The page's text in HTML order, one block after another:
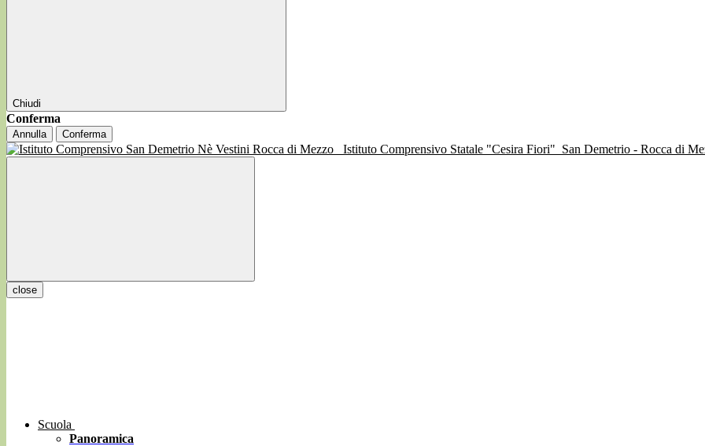
Chiudi
Conferma
Annulla Conferma
Istituto Comprensivo Statale "Cesira Fiori" San Demetrio - Rocca di
close
Scuola
Panoramica